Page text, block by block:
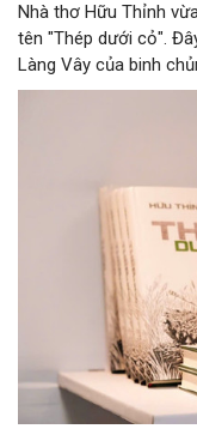
Nhà thơ Hữu Thỉnh
tên "Thép dưới cỏ".
Làng Vây của binh
mắt đầu tháng 7, như
dành tặng cho những
đất mẹ, cùng những
có một thời thanh